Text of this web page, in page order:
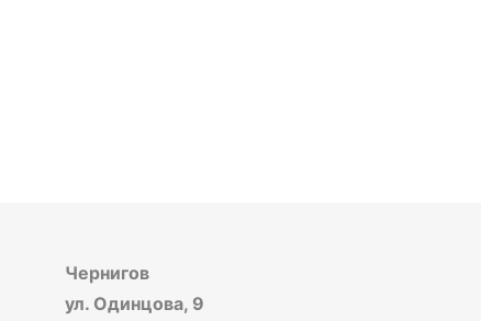
Чернигов
ул. Одинцова, 9